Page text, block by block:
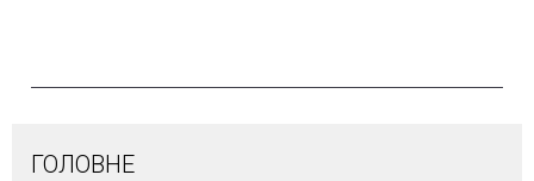
ГОЛОВНЕ